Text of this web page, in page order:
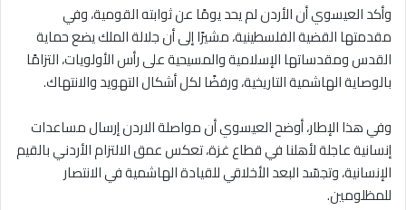
وأكد العيسوي أن الأردن لم يحد يومًا عن ثوابته القومية، وفي
مقدمتها القضية الفلسطينية، مشيرًا إلى أن جلالة الملك يضع حماية
القدس ومقدساتها الإسلامية والمسيحية على رأس الأولويات، التزامًا
بالوصاية الهاشمية التاريخية، ورفضًا لكل أشكال التهويد والانتهاك.
وفي هذا الإطار، أوضح العيسوي أن مواصلة الاردن إرسال مساعدات
إنسانية عاجلة لأهلنا في قطاع غزة، تعكس عمق الالتزام الأردني بالقيم
الإنسانية، وتجسّد البعد الأخلاقي للقيادة الهاشمية في الانتصار
للمظلومين.